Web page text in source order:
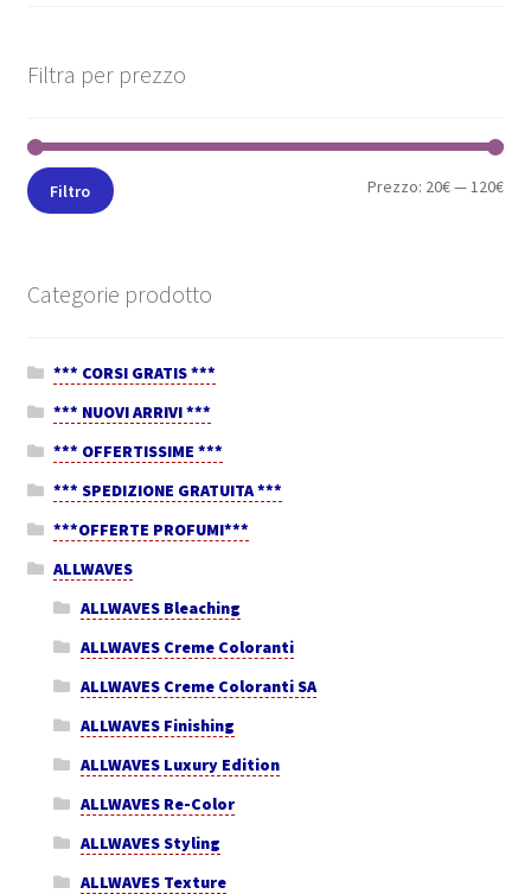
Filtra per prezzo
Filtro Prezzo: 20€—120€
Categorie prodotto
*** CORSI GRATIS ***
*** NUOVI ARRIVI ***
*** OFFERTISSIME ***
*** SPEDIZIONE GRATUITA ***
***OFFERTE PROFUMI***
ALLWAVES
ALLWAVES Bleaching
ALLWAVES Creme Coloranti
ALLWAVES Creme Coloranti SA
ALLWAVES Finishing
ALLWAVES Luxury Edition
ALLWAVES Re-Color
ALLWAVES Styling
ALLWAVES Texture